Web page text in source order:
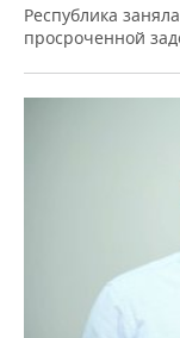
Республика
просроченной